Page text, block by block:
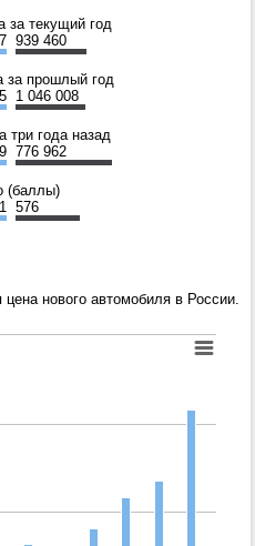
за текущий год
939 460
за прошлый год
1 046 008
три года назад
776 962
(баллы)
576
нового автомобиля в России.